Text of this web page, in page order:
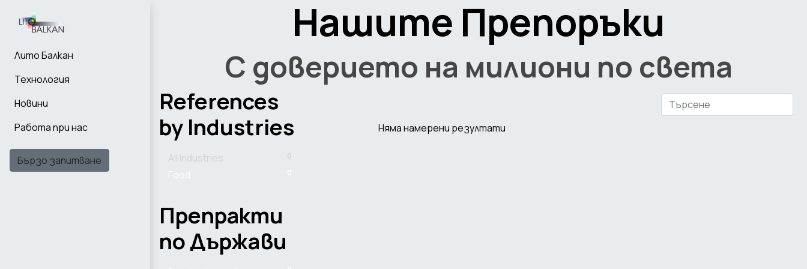
Лито Балкан
Технология
Новини
Работа при нас
Бързо запитване
Нашите Препоръки
С доверието на милиони по света
References
by Industries
0
All Industries
Препракти
по Държави
Няма намерени резултати